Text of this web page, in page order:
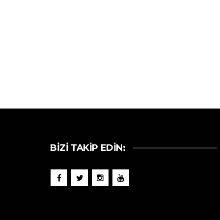
BIZI TAKIP EDIN: